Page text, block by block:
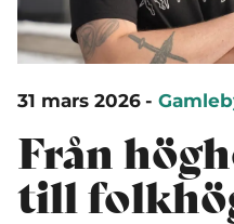
31 mars 2026 -
Från
till